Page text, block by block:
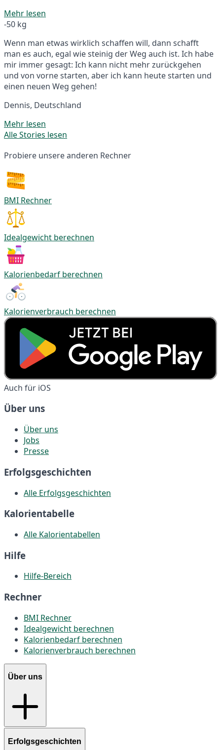
Mehr lesen
-50 kg
Wenn man etwas wirklich schaffen will, dann schafft
man es auch, egal wie steinig der Weg auch ist. Ich habe
mir immer gesagt: Ich kann nicht mehr zurückgehen
und von vorne starten, aber ich kann heute starten und
einen neuen Weg gehen!
Dennis, Deutschland
Mehr lesen
Alle Stories lesen
Probiere unsere anderen Rechner
BMI Rechner
Idealgewicht berechnen
Kalorienbedarf berechnen
Kalorienverbrauch berechnen
Auch für iOS
Über uns
Über uns
Jobs
Presse
Erfolgsgeschichten
Alle Erfolgsgeschichten
Kalorientabelle
Alle Kalorientabellen
Hilfe
Hilfe-Bereich
Rechner
BMI Rechner
Idealgewicht berechnen
Kalorienbedarf berechnen
Kalorienverbrauch berechnen
Über uns
Erfolgsgeschichten